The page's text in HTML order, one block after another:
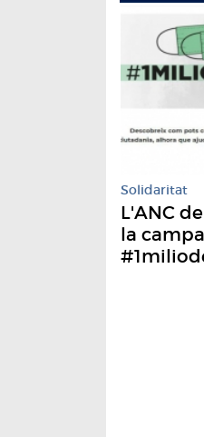
Solidaritat
L'ANC
la